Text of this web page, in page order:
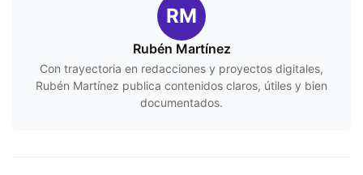
RM
Rubén Martínez
Con trayectoria en redacciones y proyectos digitales,
Rubén Martínez publica contenidos claros, útiles y bien
documentados.